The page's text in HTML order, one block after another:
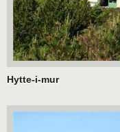
Hytte-i-mur